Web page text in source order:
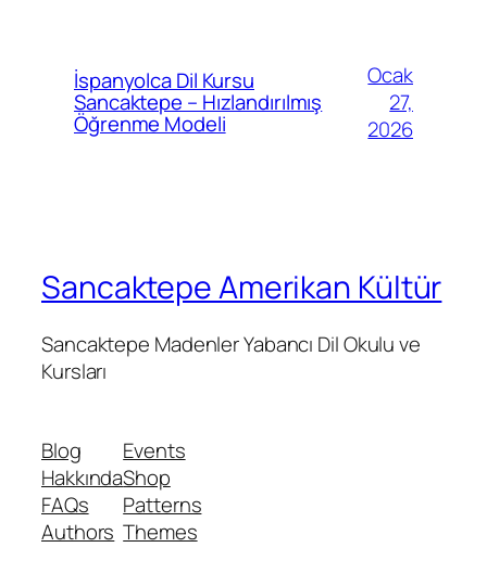
İspanyolca Dil Kursu
Sancaktepe – Hızlandırılmış
Öğrenme Modeli
Ocak
27,
2026
Sancaktepe Amerikan Kültür
Sancaktepe Madenler Yabancı Dil Okulu ve
Kursları
Blog
Hakkında
FAQs
Authors
Events
Shop
Patterns
Themes